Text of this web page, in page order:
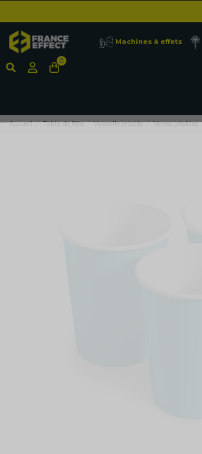
Machines à effets
0
Accueil Table de fête Vaisselle jetable Verres jetables